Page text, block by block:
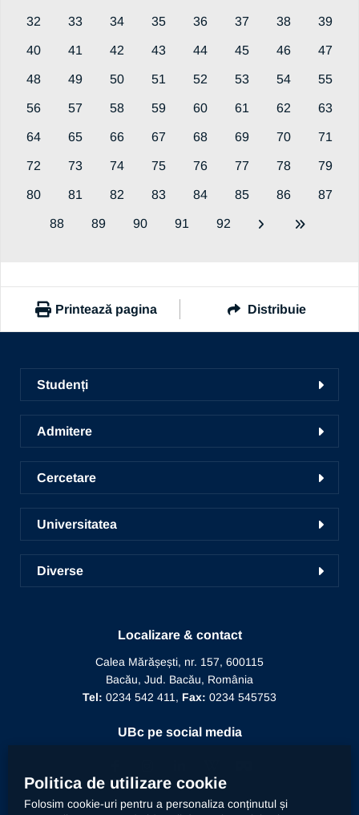
32 33 34 35 36 37 38 39
40 41 42 43 44 45 46 47
48 49 50 51 52 53 54 55
56 57 58 59 60 61 62 63
64 65 66 67 68 69 70 71
72 73 74 75 76 77 78 79
80 81 82 83 84 85 86 87
88 89 90 91 92
Printează pagina Distribuie
Copiază link
Studenți
Facultăți
Ghid de studii
Centrul de Consiliere și Orientare în Carieră
Radio UNSR Bacău
Academic TV
Admitere
Conversie, specializare și grade
Admitere
Școala de studii doctorale
Învățământ la distanță
Cercetare
Cercetare în UBc
Acces portal bază de date
ICDICTT
Universitatea
Prezentarea Universității
Alegeri
Relații internaționale
Informații de interes public
Documente interne
Diverse
Recunoaștere funcție didactică
Recunoaștere conducător doctorat
Localizare & contact
Calea Mărășești, nr. 157, 600115
Bacău, Jud. Bacău, România
Tel: 0234 542 411, Fax: 0234 545753
UBc pe social media
Politica de utilizare cookie
Folosim cookie-uri pentru a personaliza conținutul și